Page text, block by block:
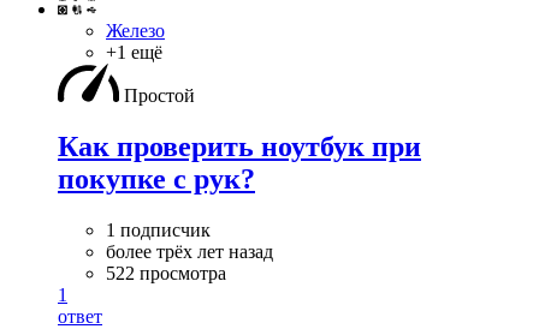
Железо
+1 ещё
Простой
Как проверить ноутбук при
покупке с рук?
1 подписчик
более трёх лет назад
522 просмотра
1
ответ